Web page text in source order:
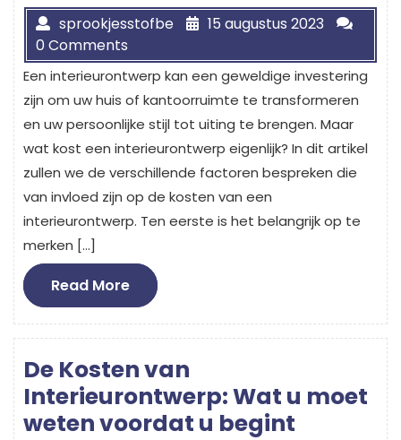
sprookjesstofbe
15 augustus 2023
0 Comments
Een interieurontwerp kan een geweldige investering
zijn om uw huis of kantoorruimte te transformeren
en uw persoonlijke stijl tot uiting te brengen. Maar
wat kost een interieurontwerp eigenlijk? In dit artikel
zullen we de verschillende factoren bespreken die
van invloed zijn op de kosten van een
interieurontwerp. Ten eerste is het belangrijk op te
merken […]
Read MoreRead
More
De Kosten van
Interieurontwerp: Wat u moet
weten voordat u begint